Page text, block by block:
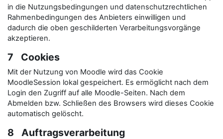
in die Nutzungsbedingungen und datenschutzrechtlichen
Rahmenbedingungen des Anbieters einwilligen und
dadurch die oben geschilderten Verarbeitungsvorgänge
akzeptieren.
7 Cookies
Mit der Nutzung von Moodle wird das Cookie
MoodleSession lokal gespeichert. Es ermöglicht nach dem
Login den Zugriff auf alle Moodle-Seiten. Nach dem
Abmelden bzw. Schließen des Browsers wird dieses Cookie
automatisch gelöscht.
8 Auftragsverarbeitung